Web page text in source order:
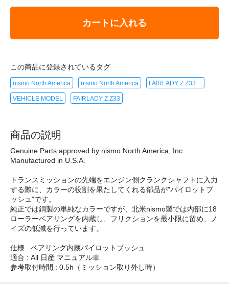
カートに入れる
この商品に登録されているタグ
nismo North America nismo North America FAIRLADY Z Z33
VEHICLE MODEL FAIRLADY Z Z33
商品の説明
Genuine Parts approved by nismo North America, Inc.
Manufactured in U.S.A.
トランスミッションの先端をエンジン側クランクシャフトに入力
する際に、カラーの役割を果たしてくれる部品が"パイロットブ
ッシュ"です。
純正では銅製の単純なカラーですが、北米nismo製では内部に18
ローラーベアリングを内蔵し、フリクションを最小限に留め、ノ
イズの低減を行っています。
仕様 : ベアリング内蔵パイロットブッシュ
適合 : All 日産 マニュアル車
参考取付時間 : 0.5h（ミッション取り外し時）